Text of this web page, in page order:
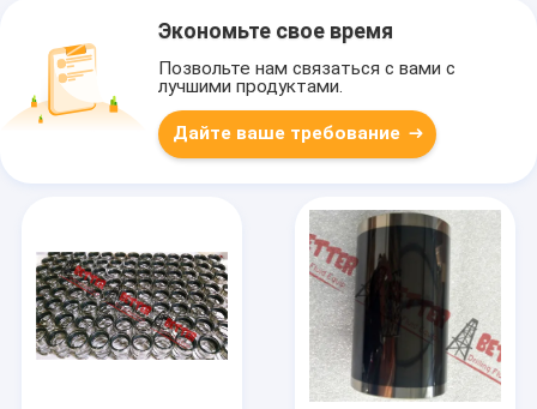
Экономьте свое время
Позвольте нам связаться с вами с
лучшими продуктами.
Дайте ваше требование